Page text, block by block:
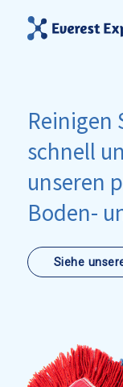
Reinigen
schnell
unseren
Boden-
Siehe